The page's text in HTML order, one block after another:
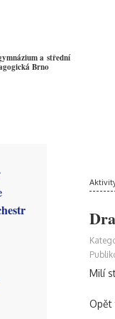
a střední
Brno
Milí
Opět